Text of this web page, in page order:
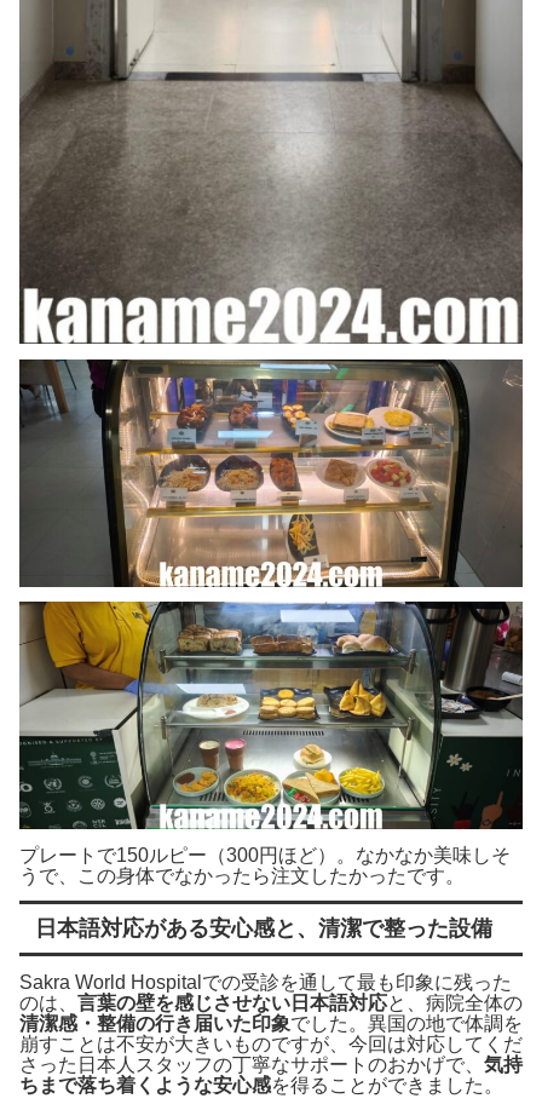
プレートで150ルピー（300円ほど）。なかなか美味しそ
うで、この身体でなかったら注文したかったです。
日本語対応がある安心感と、清潔で整った設備
Sakra World Hospitalでの受診を通して最も印象に残った
のは、 言葉の壁を感じさせない日本語対応と、病院全体の
清潔感・整備の行き届いた印象でした。異国の地で体調を
崩すことは不安が大きいものですが、今回は対応してくだ
さった日本人スタッフの丁寧なサポートのおかげで、 気持
ちまで落ち着くような安心感を得ることができました。